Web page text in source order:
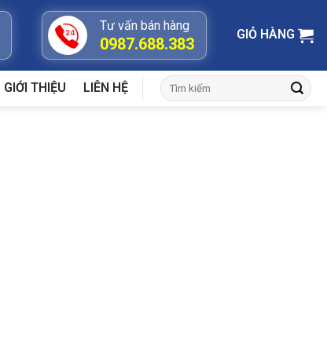
Tư vấn bán hàng
0987.688.383
GIỎ HÀNG
GIỚI THIỆU LIÊN HỆ
Tìm
kiếm: